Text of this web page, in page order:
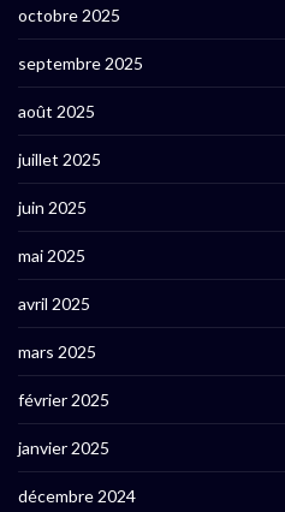
octobre 2025
septembre 2025
août 2025
juillet 2025
juin 2025
mai 2025
avril 2025
mars 2025
février 2025
janvier 2025
décembre 2024